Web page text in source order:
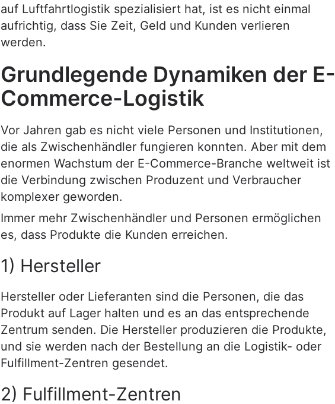
auf Luftfahrtlogistik spezialisiert hat, ist es nicht einmal
aufrichtig, dass Sie Zeit, Geld und Kunden verlieren
werden.
Grundlegende Dynamiken der E-
Commerce-Logistik
Vor Jahren gab es nicht viele Personen und Institutionen,
die als Zwischenhändler fungieren konnten. Aber mit dem
enormen Wachstum der E-Commerce-Branche weltweit ist
die Verbindung zwischen Produzent und Verbraucher
komplexer geworden.
Immer mehr Zwischenhändler und Personen ermöglichen
es, dass Produkte die Kunden erreichen.
1) Hersteller
Hersteller oder Lieferanten sind die Personen, die das
Produkt auf Lager halten und es an das entsprechende
Zentrum senden. Die Hersteller produzieren die Produkte,
und sie werden nach der Bestellung an die Logistik- oder
Fulfillment-Zentren gesendet.
2) Fulfillment-Zentren